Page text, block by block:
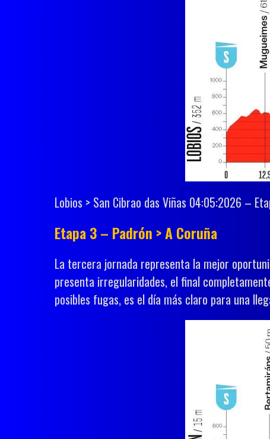
Lobios > San Cibrao das Viñas 04:05:2026 –
Etapa 3 – Padrón > A Coruña
La tercera jornada representa la mejor
presenta irregularidades, el final
posibles fugas, es el día más claro para una